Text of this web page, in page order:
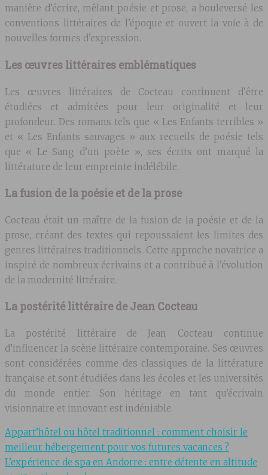
manière d’écrire, mêlant poésie et prose, a bouleversé les
conventions littéraires de l’époque et ouvert la voie à de
nouvelles formes d’expression.
Les œuvres littéraires emblématiques
Les œuvres littéraires de Cocteau continuent d’être
étudiées et admirées pour leur originalité et leur
profondeur. Des romans tels que « Les Enfants terribles »
et « Les Enfants sauvages » aux recueils de poésie tels
que « Le Sang d’un poète », ses écrits ont marqué la
littérature de leur empreinte indélébile.
La fusion de la poésie et de la prose
Cocteau était un maître de la fusion de la poésie et de la
prose, créant des textes qui repoussaient les limites des
genres littéraires traditionnels. Cette approche novatrice a
inspiré de nombreux écrivains et a contribué à l’évolution
de la modernité littéraire.
La postérité littéraire de Jean Cocteau
La postérité littéraire de Jean Cocteau continue
d’influencer la scène littéraire contemporaine. Ses œuvres
sont considérées comme des classiques de la littérature
française et sont étudiées dans les écoles et les universités
du monde entier. Son héritage en tant qu’écrivain
visionnaire et innovant est indéniable.
Appart’hôtel ou hôtel traditionnel : comment choisir le
meilleur hébergement pour vos futures vacances ?
L’expérience de spa en Andorre : entre détente en altitude